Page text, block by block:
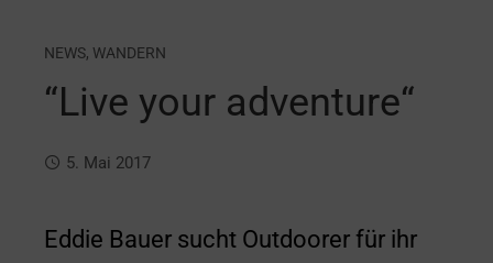
NEWS, WANDERN
“Live your adventure“
5. Mai 2017
Eddie Bauer sucht Outdoorer für ihr